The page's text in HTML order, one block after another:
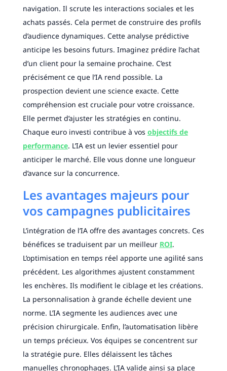
navigation. Il scrute les interactions sociales et les
achats passés. Cela permet de construire des profils
d’audience dynamiques. Cette analyse prédictive
anticipe les besoins futurs. Imaginez prédire l’achat
d’un client pour la semaine prochaine. C’est
précisément ce que l’IA rend possible. La
prospection devient une science exacte. Cette
compréhension est cruciale pour votre croissance.
Elle permet d’ajuster les stratégies en continu.
Chaque euro investi contribue à vos objectifs de
performance. L’IA est un levier essentiel pour
anticiper le marché. Elle vous donne une longueur
d’avance sur la concurrence.
Les avantages majeurs pour
vos campagnes publicitaires
L’intégration de l’IA offre des avantages concrets. Ces
bénéfices se traduisent par un meilleur ROI.
L’optimisation en temps réel apporte une agilité sans
précédent. Les algorithmes ajustent constamment
les enchères. Ils modifient le ciblage et les créations.
La personnalisation à grande échelle devient une
norme. L’IA segmente les audiences avec une
précision chirurgicale. Enfin, l’automatisation libère
un temps précieux. Vos équipes se concentrent sur
la stratégie pure. Elles délaissent les tâches
manuelles chronophages. L’IA valide ainsi sa place